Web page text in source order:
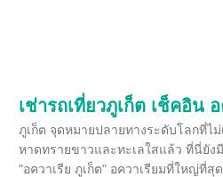
เช่ารถเที่ยวภูเก็ต เช็คอิน
ภูเก็ต จุดหมายปลายทางระดับโลกที่ไ
หาดทรายขาวและทะเลใสแล้ว ที่นี่ยัง
"อควาเรีย ภูเก็ต" อควาเรียมที่ใหญ่ที่